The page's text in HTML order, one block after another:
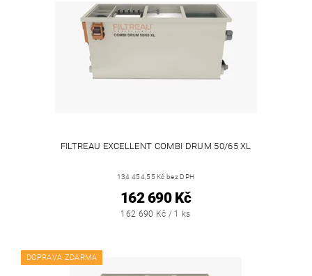
FILTREAU EXCELLENT COMBI DRUM 50/65 XL
134 454,55 Kč bez DPH
162 690 Kč
162 690 Kč / 1 ks
DOPRAVA ZDARMA